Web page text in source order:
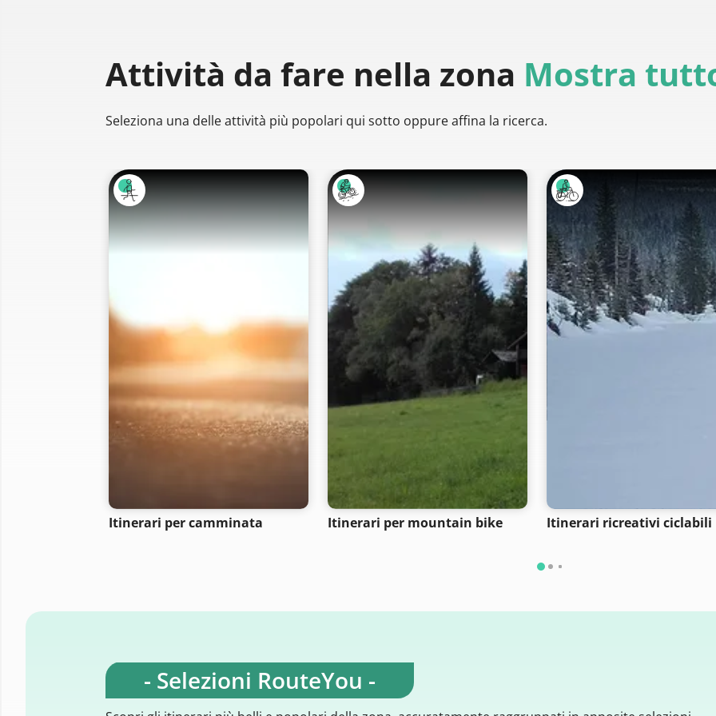
Attività da fare nella zona Mostra
Seleziona una delle attività più popolari qui sotto oppure affina la ricerca.
Itinerari per camminata Itinerari per mountain bike Itinerari ricreativi ciclabili
- Selezioni RouteYou -